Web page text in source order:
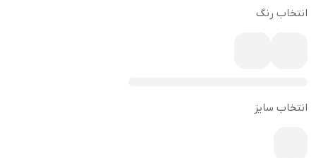
انتخاب رنگ
انتخاب سایز